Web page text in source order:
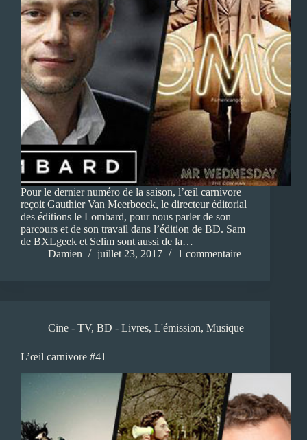
Pour le dernier numéro de la saison, l’œil carnivore
reçoit Gauthier Van Meerbeeck, le directeur éditorial
des éditions le Lombard, pour nous parler de son
parcours et de son travail dans l’édition de BD. Sam
de BXLgeek et Selim sont aussi de la…
Damien
juillet 23, 2017 1 commentaire
Cine - TV, BD - Livres, L'émission, Musique
L’œil carnivore #41